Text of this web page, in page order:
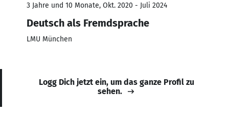
3 Jahre und 10 Monate, Okt. 2020 - Juli 2024
Deutsch als Fremdsprache
LMU München
Logg Dich jetzt ein, um das ganze Profil zu
sehen.